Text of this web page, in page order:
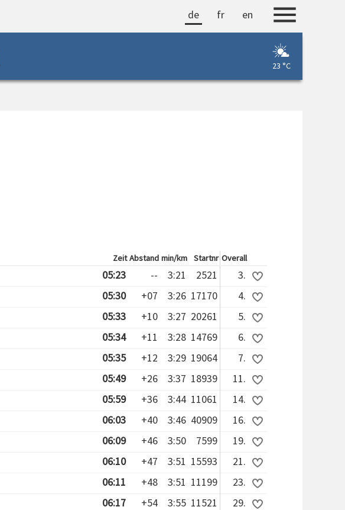
de fr en
23 °C
Zeit Abstand min/km Startnr Overall
05:23 -- 3:21 2521
3.
05:30 +07 3:26 17170
4.
05:33 +10 3:27 20261
5.
05:34 +11 3:28 14769
6.
05:35 +12 3:29 19064
7.
05:49 +26 3:37 18939
11.
05:59 +36 3:44 11061
14.
06:03 +40 3:46 40909
16.
06:09 +46 3:50 7599
19.
06:10 +47 3:51 15593
21.
06:11 +48 3:51 11199
23.
06:17 +54 3:55 11521
29.